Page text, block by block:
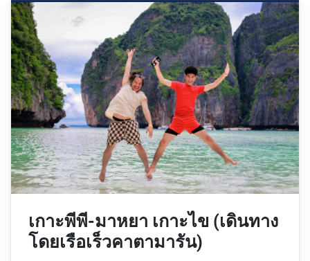
เกาะพีพี-มาหยา เกาะไข (เดินทาง
โดยเรือเร็วคาตามารัน)